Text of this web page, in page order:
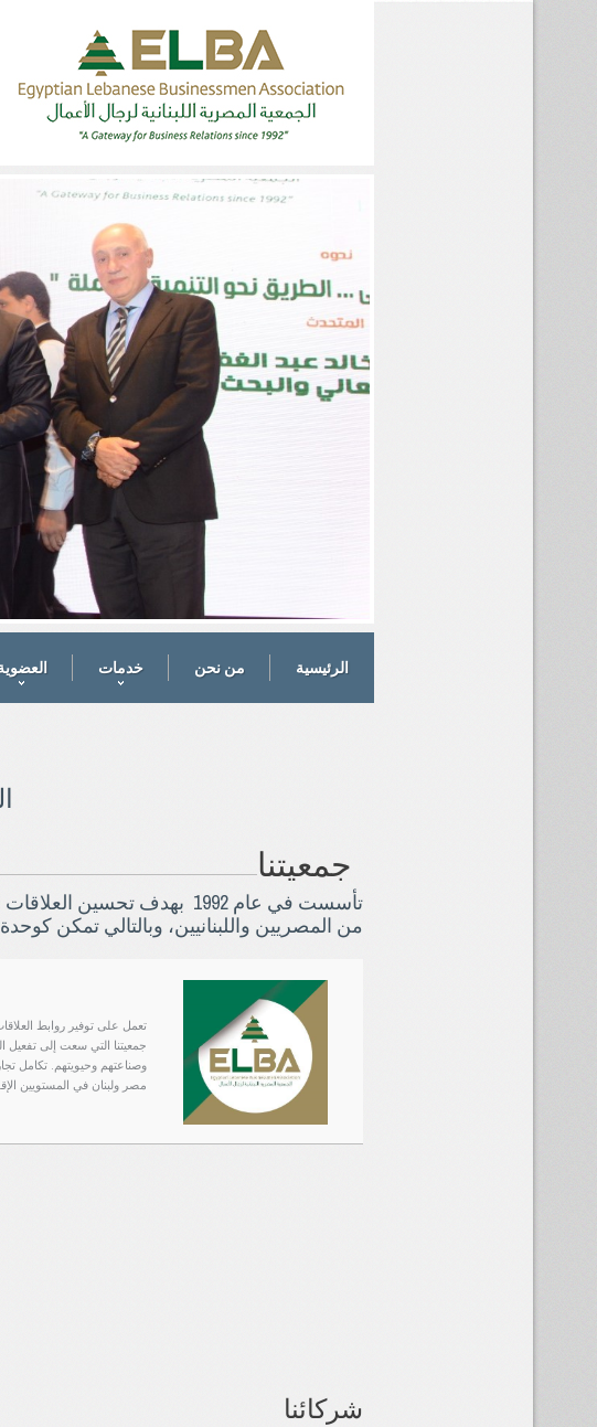
12
14
16
الرئيسية من نحن خدمات
جمعيتنا
تأسست في عام 1992
بهدف تحسين العلاقات
من المصريين واللبنانيين، وبالتالي تمكن
تعمل على توفير روابط
وصناعتهم وحيويتهم. تكامل
مصر ولبنان في المستويين
شركائنا